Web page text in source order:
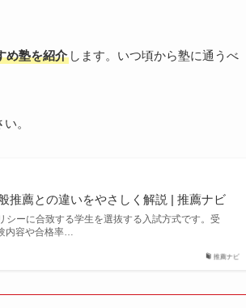
め塾を紹介 します。いつ頃から塾に通うべ
。
推薦ナビ
推薦との違いをやさしく解説 | 推薦ナビ
ーに合致する学生を選抜する入試方式です。受
内容や合格率…